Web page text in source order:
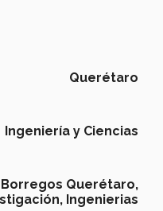
Querétaro
Ingeniería y Ciencias
Borregos Querétaro,
Ingenierias